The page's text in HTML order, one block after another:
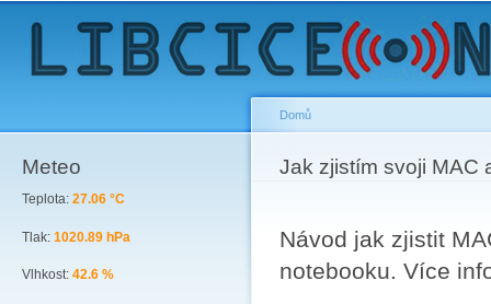
Meteo
Teplota: 27.06 °C
Tlak: 1020.89 hPa
Vlhkost: 42.6 %
You are here
Domů
Jak zjistím svoji MAC
Návod jak zjistit
notebooku. Více